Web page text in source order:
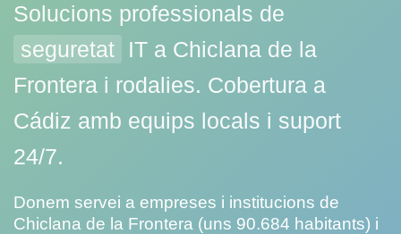
Solucions professionals de
seguretat
IT a Chiclana de la
Frontera i rodalies. Cobertura a
Cádiz amb equips locals i suport
24/7.
Donem servei a empreses i institucions de
Chiclana de la Frontera (uns 90.684 habitants) i